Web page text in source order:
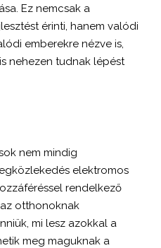
Ez nemcsak a
érinti, hanem valódi
emberekre nézve is,
nehezen tudnak lépést
nem mindig
elektromos
rendelkező
otthonoknak
mi lesz azokkal a
meg maguknak a